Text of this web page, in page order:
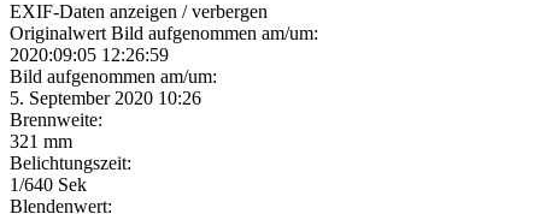
EXIF-Daten anzeigen / verbergen
Originalwert Bild aufgenommen am/um:
2020:09:05 12:26:59
Bild aufgenommen am/um:
5. September 2020 10:26
Brennweite:
321 mm
Belichtungszeit:
1/640 Sek
Blendenwert: